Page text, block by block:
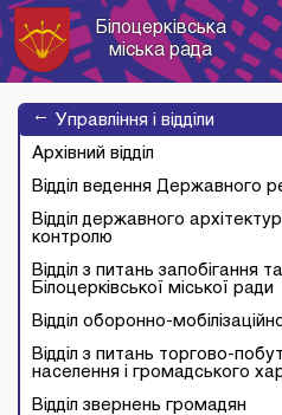
Білоцерківська
міська рада
→
Управління і відділи
Архівний відділ
Відділ ведення Державного
Відділ державного
контролю
Відділ з питань запобігання
Білоцерківської міської ради
Відділ оборонно-
Відділ з питань торгово-
населення і громадського
Відділ звернень громадян